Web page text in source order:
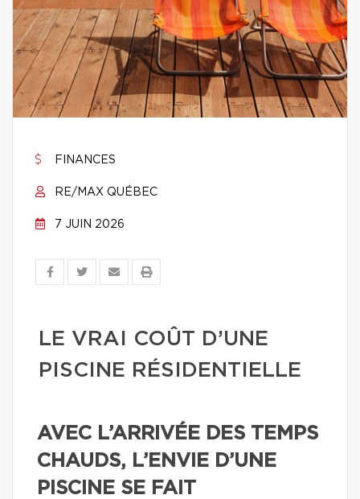
FINANCES
RE/MAX QUÉBEC
7 JUIN 2026
LE VRAI COÛT D’UNE
PISCINE RÉSIDENTIELLE
AVEC L’ARRIVÉE DES TEMPS
CHAUDS, L’ENVIE D’UNE
PISCINE SE FAIT